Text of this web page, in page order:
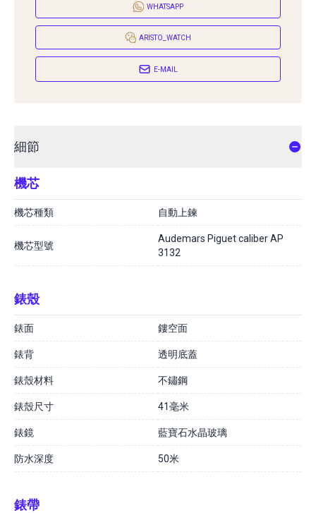
WHATSAPP
ARISTO_WATCH
E-MAIL
細節
機芯
機芯種類 自動上鍊
機芯型號
Audemars Piguet caliber AP
3132
錶殼
錶面 鏤空面
錶背 透明底蓋
錶殼材料 不鏽鋼
錶殼尺寸 41毫米
錶鏡 藍寶石水晶玻璃
防水深度 50米
錶帶